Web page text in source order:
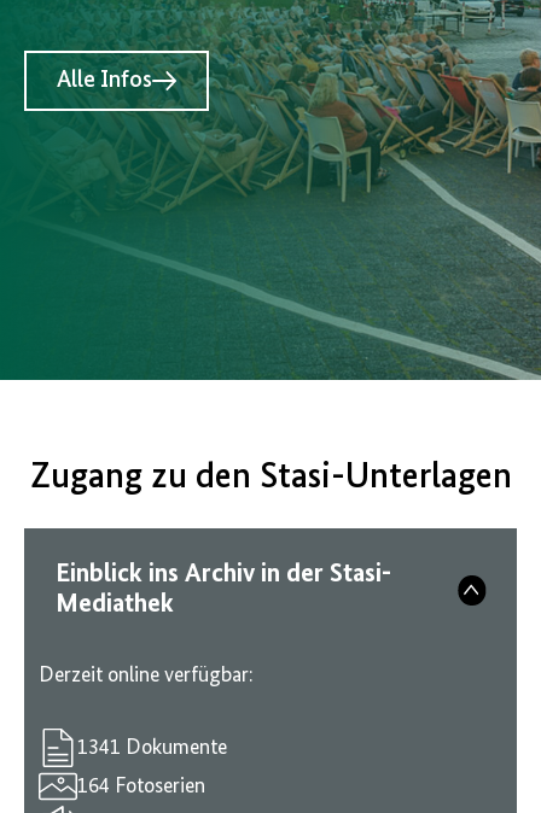
Alle Infos
Zugang zu den Stasi-Unterlagen
Einblick ins Archiv in der Stasi-
Mediathek
Derzeit online verfügbar:
1341 Dokumente
164 Fotoserien